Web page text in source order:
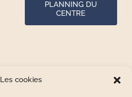
Les cookies
PLANNING DU
CENTRE